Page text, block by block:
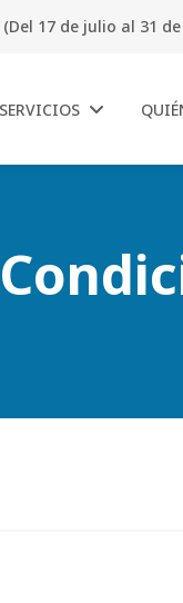
17 de julio al 31
SERVICIOS